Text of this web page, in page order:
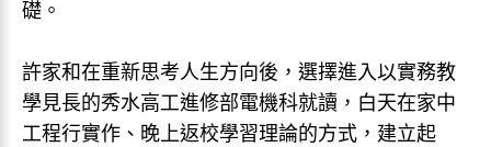
礎。
許家和在重新思考人生方向後，選擇進入以實務教
學見長的秀水高工進修部電機科就讀，白天在家中
工程行實作、晚上返校學習理論的方式，建立起